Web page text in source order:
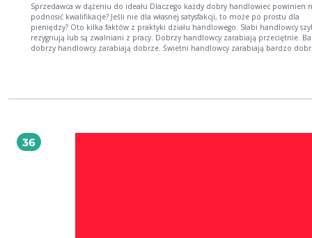
Sprzedawca w dążeniu do ideału Dlaczego każdy dobry handlowiec powinien nadal
podnosić kwalifikacje? Jeśli nie dla własnej satysfakcji, to może po prostu dla
pieniędzy? Oto kilka faktów z praktyki działu handlowego. Słabi handlowcy szybko
rezygnują lub są zwalniani z pracy. Dobrzy handlowcy zarabiają przeciętnie. Bardzo
dobrzy handlowcy zarabiają dobrze. Świetni handlowcy zarabiają bardzo dobrze.
dłuższej perspektywie — sprzedaż etyczna czy nieetyczna? Autor podpowie, jak
pytań i wyposaży w najskuteczniejszy ich zestaw, dzięki któremu zdobędziesz
najtrudniejszego klienta i staniesz się prawdziwym arcymistrzem sprzedaży!
36